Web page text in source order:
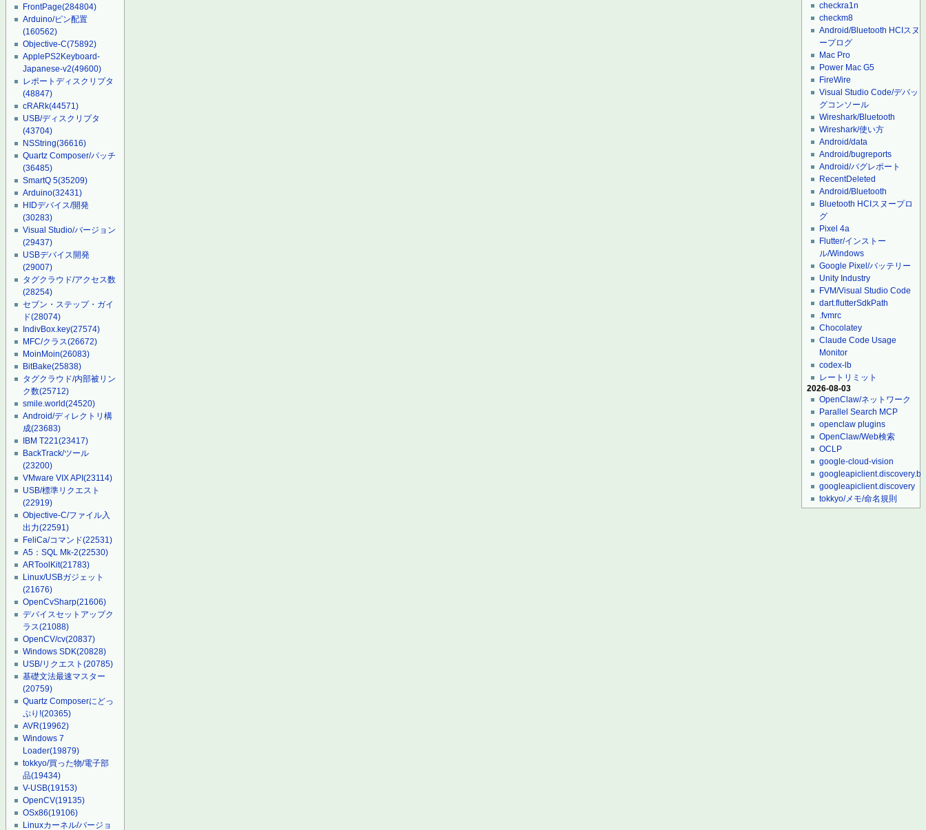
FrontPage(284804)
Arduino/ピン配置
(160562)
Objective-C(75892)
ApplePS2Keyboard-
Japanese-v2(49600)
レポートディスクリプタ
(48847)
cRARk(44571)
USB/ディスクリプタ
(43704)
NSString(36616)
Quartz Composer/パッチ
(36485)
SmartQ 5(35209)
Arduino(32431)
HIDデバイス/開発
(30283)
Visual Studio/バージョン
(29437)
USBデバイス開発
(29007)
タグクラウド/アクセス数
(28254)
セブン・ステップ・ガイ
ド(28074)
IndivBox.key(27574)
MFC/クラス(26672)
MoinMoin(26083)
BitBake(25838)
タグクラウド/内部被リン
ク数(25712)
smile.world(24520)
Android/ディレクトリ構
成(23683)
IBM T221(23417)
BackTrack/ツール
(23200)
VMware VIX API(23114)
USB/標準リクエスト
(22919)
Objective-C/ファイル入
出力(22591)
FeliCa/コマンド(22531)
A5：SQL Mk-2(22530)
ARToolKit(21783)
Linux/USBガジェット
(21676)
OpenCvSharp(21606)
デバイスセットアップク
ラス(21088)
OpenCV/cv(20837)
Windows SDK(20828)
USB/リクエスト(20785)
基礎文法最速マスター
(20759)
Quartz Composerにどっ
ぷり!(20365)
AVR(19962)
Windows 7
Loader(19879)
tokkyo/買った物/電子部
品(19434)
V-USB(19153)
OpenCV(19135)
OSx86(19106)
Linuxカーネル/バージョ
checkra1n
checkm8
Android/Bluetooth HCIスヌ
ープログ
Mac Pro
Power Mac G5
FireWire
Visual Studio Code/デバッ
グコンソール
Wireshark/Bluetooth
Wireshark/使い方
Android/data
Android/bugreports
Android/バグレポート
RecentDeleted
Android/Bluetooth
Bluetooth HCIスヌープロ
グ
Pixel 4a
Flutter/インストー
ル/Windows
Google Pixel/バッテリー
Unity Industry
FVM/Visual Studio Code
dart.flutterSdkPath
.fvmrc
Chocolatey
Claude Code Usage
Monitor
codex-lb
レートリミット
2026-08-03
OpenClaw/ネットワーク
Parallel Search MCP
openclaw plugins
OpenClaw/Web検索
OCLP
google-cloud-vision
googleapiclient.discovery
tokkyo/メモ/命名規則